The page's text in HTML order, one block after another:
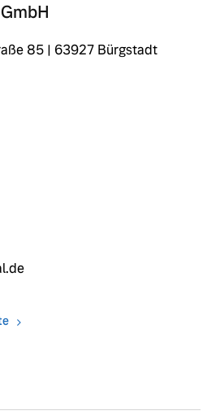
85 | 63927 Bürgstadt